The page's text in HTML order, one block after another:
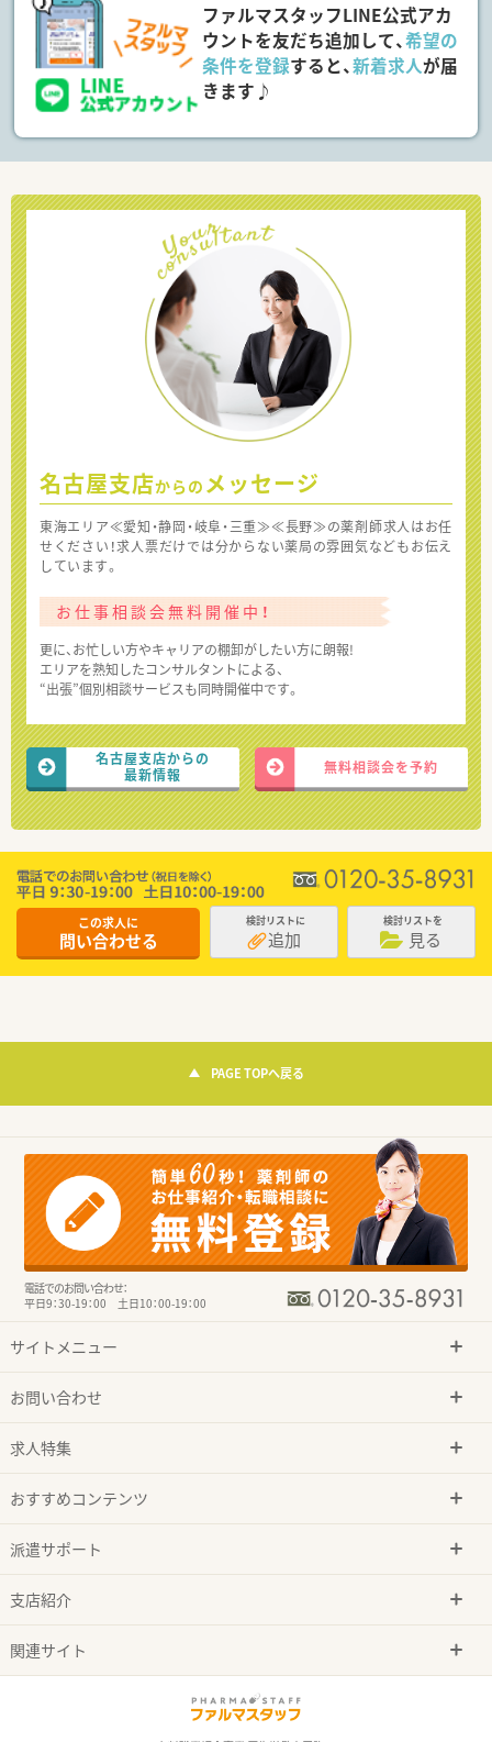
ファルマスタッフLINE公式アカ
ウントを友だち追加して、希望の
条件を登録すると、新着求人が届
きます♪
名古屋支店からの メッセージ
東海エリア≪愛知・静岡・岐阜・三重≫≪長野≫の薬剤師求人はお任
せください！求人票だけでは分からない薬局の雰囲気などもお伝え
しています。
お仕事相談会無料開催中！
更に、お忙しい方やキャリアの棚卸がしたい方に朗報!
エリアを熟知したコンサルタントによる、
“出張”個別相談サービスも同時開催中です。
名古屋支店からの
最新情報
無料相談会を予約
この求人に
問い合わせる
検討リストに
追加
検討リストを
見る
PAGE TOPへ戻る
電話でのお問い合わせ：
平日9：30-19：00 土日10：00-19：00
サイトメニュー
お問い合わせ
求人特集
おすすめコンテンツ
派遣サポート
支店紹介
関連サイト